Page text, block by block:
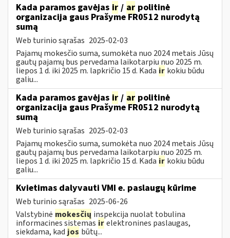
Kada paramos gavėjas ir / ar politinė
organizacija gaus Prašyme FR0512 nurodytą
sumą
Web turinio sąrašas 2025-02-03
Pajamų mokesčio suma, sumokėta nuo 2024 metais Jūsų
gautų pajamų bus pervedama laikotarpiu nuo 2025 m.
liepos 1 d. iki 2025 m. lapkričio 15 d. Kada ir kokiu būdu
galiu...
Kada paramos gavėjas ir / ar politinė
organizacija gaus Prašyme FR0512 nurodytą
sumą
Web turinio sąrašas 2025-02-03
Pajamų mokesčio suma, sumokėta nuo 2024 metais Jūsų
gautų pajamų bus pervedama laikotarpiu nuo 2025 m.
liepos 1 d. iki 2025 m. lapkričio 15 d. Kada ir kokiu būdu
galiu...
Kvietimas dalyvauti VMI e. paslaugų kūrime
Web turinio sąrašas 2025-06-26
Valstybinė mokesčių inspekcija nuolat tobulina
informacines sistemas irelektronines paslaugas,
siekdama, kad jos būtų...